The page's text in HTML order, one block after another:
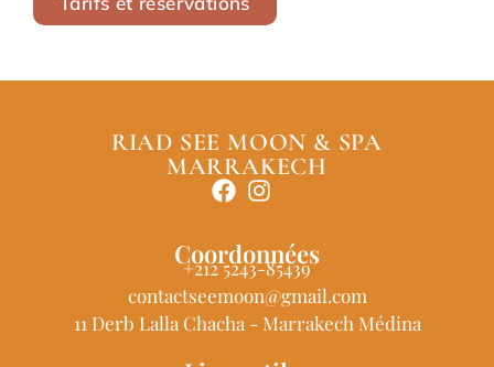
RIAD SEE MOON & SPA
MARRAKECH
Coordonnées
+212 5243-85439
contactseemoon@gmail.com
11 Derb Lalla Chacha - Marrakech Médina